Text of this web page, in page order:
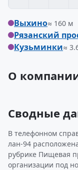
Выхино≈ 160 м
Рязанский
Кузьминки≈
О
Сводные
В телефонном
лан-94
рубрике Пищевая
организации под